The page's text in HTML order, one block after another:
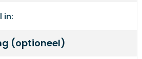
in:
(optioneel)